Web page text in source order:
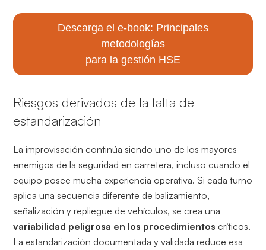
Descarga el e-book: Principales
metodologías
para la gestión HSE
Riesgos derivados de la falta de
estandarización
La improvisación continúa siendo uno de los mayores
enemigos de la seguridad en carretera, incluso cuando el
equipo posee mucha experiencia operativa. Si cada turno
aplica una secuencia diferente de balizamiento,
señalización y repliegue de vehículos, se crea una
variabilidad peligrosa en los procedimientos críticos.
La estandarización documentada y validada reduce esa